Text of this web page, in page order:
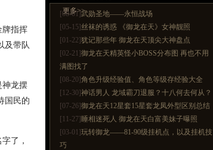
牌指挥
及带队
龙摆
国民的
了，
更多>>
[08-01]武勋圣地——永恒战场
[05-15] 丝袜的诱惑 《御龙在天》女神靓照
[01-22]犹记那些年 御龙在天顶尖大神盘点
[02-21]御龙在天精英怪小BOSS分布图 再也不用
满图找了
[08-20]角色升级经验值、角色等级存经验大全
[12-30]神话男人 龙域霸刀退服？十八何去何从？
[07-26]御龙在天12星套15星套龙凤外型区别总结
[11-27] 睡相迷死人 御龙在天白富美妹子曝照
[03-01]玩转御龙——81-90级挂机点，以及挂机技
巧